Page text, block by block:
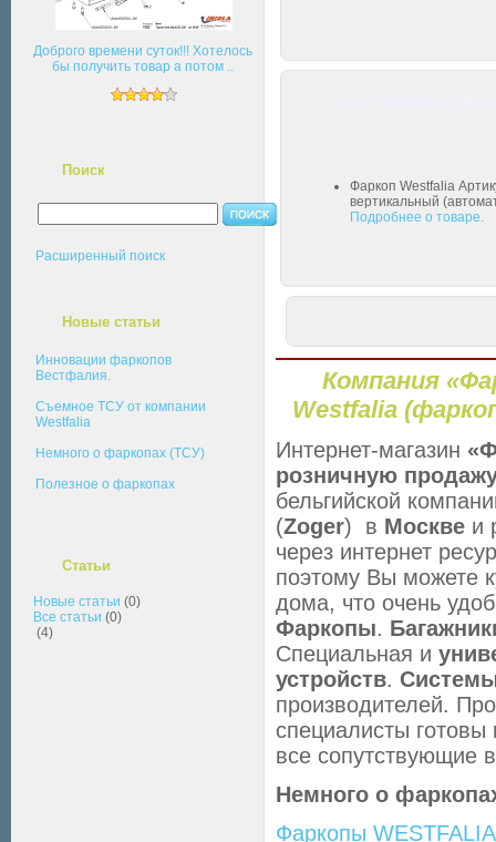
Доброго времени суток!!! Хотелось
бы получить товар а потом ..
Поиск
Расширенный поиск
Новые статьи
Инновации фаркопов
Вестфалия.
Съемное ТСУ от компании
Westfalia
Немного о фаркопах (ТСУ)
Полезное о фаркопах
Статьи
Новые статьи (0)
Все статьи (0)
(4)
Фаркоп Westfalia
вертикальный
Подробнее о товаре.
Компания
Westfalia
Интернет-магазин
розничную
бельгийской
(Zoger) в Москве и
через интернет
поэтому Вы можете
дома, что очень
Фаркопы.
Специальная и
устройств.
производителей.
специалисты
все сопутствующие
Немного о
Фаркопы WESTFALIA